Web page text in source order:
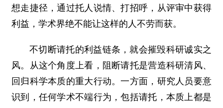
想走捷径，通过托人说情、打招呼，从评审中获得
利益，学术界绝不能让这样的人不劳而获。
不切断请托的利益链条，就会摧毁科研诚实之
风。从这个角度上看，阻断请托是营造科研清风、
回归科学本质的重大行动。一方面，研究人员要意
识到，任何学术不端行为，包括请托，本质上都是